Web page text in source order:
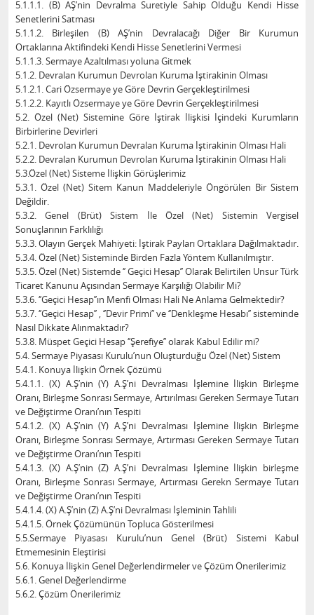
5.1.1.1. (B) AŞ’nin Devralma Suretiyle Sahip Olduğu Kendi Hisse
Senetlerini Satması
5.1.1.2. Birleşilen (B) AŞ’nin Devralacağı Diğer Bir Kurumun
Ortaklarına Aktifindeki Kendi Hisse Senetlerini Vermesi
5.1.1.3. Sermaye Azaltılması yoluna Gitmek
5.1.2. Devralan Kurumun Devrolan Kuruma İştirakinin Olması
5.1.2.1. Cari Özsermaye ye Göre Devrin Gerçekleştirilmesi
5.1.2.2. Kayıtlı Özsermaye ye Göre Devrin Gerçekleştirilmesi
5.2. Özel (Net) Sistemine Göre İştirak İlişkisi İçindeki Kurumların
Birbirlerine Devirleri
5.2.1. Devrolan Kurumun Devralan Kuruma İştirakinin Olması Hali
5.2.2. Devralan Kurumun Devrolan Kuruma İştirakinin Olması Hali
5.3.Özel (Net) Sisteme İlişkin Görüşlerimiz
5.3.1. Özel (Net) Sitem Kanun Maddeleriyle Öngörülen Bir Sistem
Değildir.
5.3.2. Genel (Brüt) Sistem İle Özel (Net) Sistemin Vergisel
Sonuçlarının Farklılığı
5.3.3. Olayın Gerçek Mahiyeti: İştirak Payları Ortaklara Dağılmaktadır.
5.3.4. Özel (Net) Sisteminde Birden Fazla Yöntem Kullanılmıştır.
5.3.5. Özel (Net) Sistemde ‘’ Geçici Hesap’’ Olarak Belirtilen Unsur Türk
Ticaret Kanunu Açısından Sermaye Karşılığı Olabilir Mi?
5.3.6. ‘’Geçici Hesap’’ın Menfi Olması Hali Ne Anlama Gelmektedir?
5.3.7. ‘’Geçici Hesap’’ , ‘’Devir Primi’’ ve ‘’Denkleşme Hesabı’’ sisteminde
Nasıl Dikkate Alınmaktadır?
5.3.8. Müspet Geçici Hesap ‘’Şerefiye’’ olarak Kabul Edilir mi?
5.4. Sermaye Piyasası Kurulu’nun Oluşturduğu Özel (Net) Sistem
5.4.1. Konuya İlişkin Örnek Çözümü
5.4.1.1. (X) A.Ş’nin (Y) A.Ş’ni Devralması İşlemine İlişkin Birleşme
Oranı, Birleşme Sonrası Sermaye, Artırılması Gereken Sermaye Tutarı
ve Değiştirme Oranı’nın Tespiti
5.4.1.2. (X) A.Ş’nin (Y) A.Ş’ni Devralması İşlemine İlişkin Birleşme
Oranı, Birleşme Sonrası Sermaye, Artırması Gereken Sermaye Tutarı
ve Değiştirme Oranı’nın Tespiti
5.4.1.3. (X) A.Ş’nin (Z) A.Ş’ni Devralması İşlemine İlişkin birleşme
Oranı, Birleşme Sonrası Sermaye, Artırması Gerekn Sermaye Tutarı
ve Değiştirme Oranı’nın Tespiti
5.4.1.4. (X) A.Ş’nin (Z) A.Ş’ni Devralması İşleminin Tahlili
5.4.1.5. Örnek Çözümünün Topluca Gösterilmesi
5.5.Sermaye Piyasası Kurulu’nun Genel (Brüt) Sistemi Kabul
Etmemesinin Eleştirisi
5.6. Konuya İlişkin Genel Değerlendirmeler ve Çözüm Önerilerimiz
5.6.1. Genel Değerlendirme
5.6.2. Çözüm Önerilerimiz